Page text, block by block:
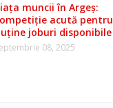
muncii în Argeș:
acută pentru
joburi disponibile
08, 2025